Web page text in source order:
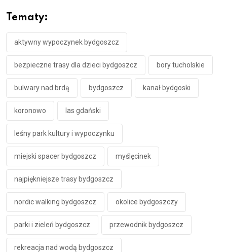
Tematy:
aktywny wypoczynek bydgoszcz
bezpieczne trasy dla dzieci bydgoszcz bory tucholskie
bulwary nad brdą bydgoszcz kanał bydgoski
koronowo las gdański
leśny park kultury i wypoczynku
miejski spacer bydgoszcz myślęcinek
najpiękniejsze trasy bydgoszcz
nordic walking bydgoszcz okolice bydgoszczy
parki i zieleń bydgoszcz przewodnik bydgoszcz
rekreacja nad wodą bydgoszcz